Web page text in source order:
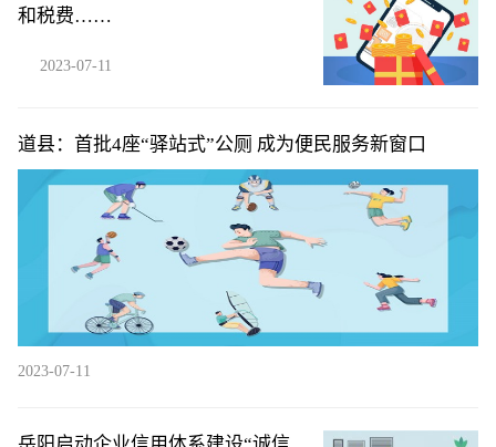
和税费……
2023-07-11
道县：首批4座“驿站式”公厕 成为便民服务新窗口
2023-07-11